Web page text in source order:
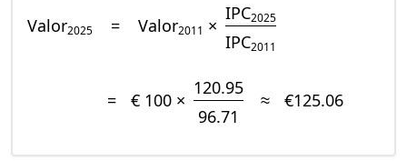
Valor2025 = Valor2011 ×
IPC2025
IPC2011
= € 100 ×
120.95
96.71
≈ €125.06